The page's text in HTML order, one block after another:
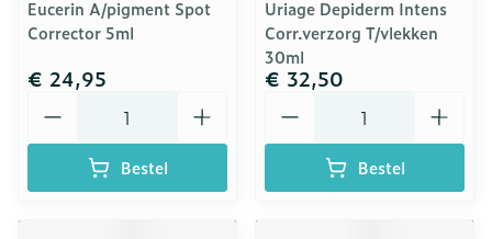
Eucerin A/pigment Spot
Corrector 5ml
€ 24,95
Bestel
Uriage Depiderm Intens
Corr.verzorg T/vlekken
30ml
€ 32,50
Bestel